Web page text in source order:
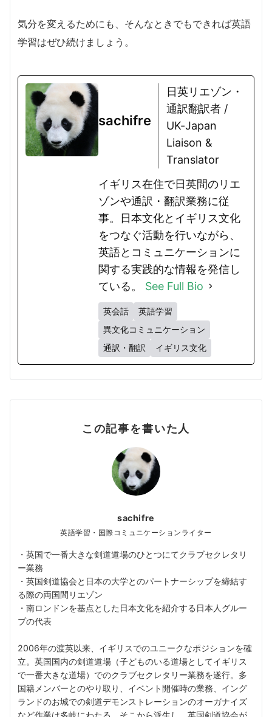
気分を変えるためにも、そんなときでもできれば英語
学習はぜひ続けましょう。
sachifre
日英リエゾン・
通訳翻訳者 /
UK-Japan
Liaison &
Translator
イギリス在住で日英間のリエ
ゾンや通訳・翻訳業務に従
事。日本文化とイギリス文化
をつなぐ活動を行いながら、
英語とコミュニケーションに
関する実践的な情報を発信し
ている。 See Full Bio
英会話
英語学習
異文化コミュニケーション
通訳・翻訳
イギリス文化
この記事を書いた人
sachifre
英語学習・国際コミュニケーションライター
・英国で一番大きな剣道道場のひとつにてクラブセクレタリ
ー業務
・英国剣道協会と日本の大学とのパートナーシップを締結す
る際の両国間リエゾン
・南ロンドンを基点とした日本文化を紹介する日本人グルー
プの代表
2006年の渡英以来、イギリスでのユニークなポジションを確
立。英国国内の剣道道場（子どものいる道場としてイギリス
で一番大きな道場）でのクラブセクレタリー業務を遂行。多
国籍メンバーとのやり取り、イベント開催時の業務、イング
ランドのお城での剣道デモンストレーションのオーガナイズ
など作業は多岐にわたる。そこから派生し、英国剣道協会が